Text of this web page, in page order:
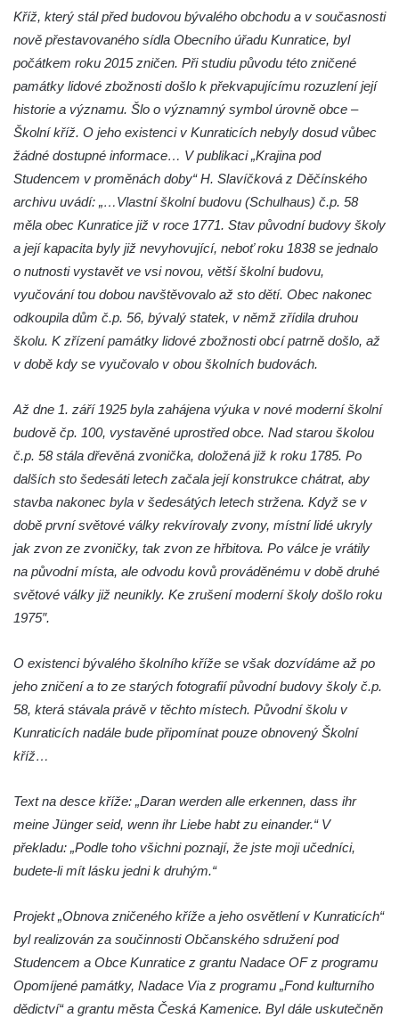
Kříž na zahradě domu čp. 127 v Římově
Kříž u fary v Římově
Kříž u lípy Jana Gurreho v Římově
Boží muka u hřbitova v Římově
Kříž na návsi v Dolním Třeboníně
Kříž poblíž domu čp. 169 v Plavu
Kříž na návsi v Plavu
Boží muka v Plavu
Kříž u Obrázku severovýchodně od
Práchně
Kříž na rozcestí u domu čp. 283 v Dolním
Podluží
Görnerův kříž u silnice č. 264 v Dolním
Kříž u domu čp. 155 v Chřibské
Údajný kříž u domu čp. 283 ve Chřibské
Kříž na návsi v Bukolu
Centrální kříž hřbitova v Hrobčicích
Kříž u silnice z Chouče do Mirošovic
Centrální kříž hřbitova v Chouči
Kříž na rozcestí v Záluží
Boží muka u domu čp. 392 na rohu ulic Na
Hradčanech a Palackého v Roudnici nad
Labem
Kříž v centru Liběšic
Kříž na návsi v Lužici
Kříž na návsi v Dobrčicích
Kříž u domu čp. 3 v Chrámcích
Centrální kříž hřbitova v Kozlech
Kříž východně od Oparna u cesty na Lovoš
Pamětní kříž na Lovoši
Kříž, který stál před budovou bývalého obchodu a v současnosti
nově přestavovaného sídla Obecního úřadu Kunratice, byl
počátkem roku 2015 zničen. Při studiu původu této zničené
památky lidové zbožnosti došlo k překvapujícímu rozuzlení její
historie a významu. Šlo o významný symbol úrovně obce –
Školní kříž. O jeho existenci v Kunraticích nebyly dosud vůbec
žádné dostupné informace… V publikaci „Krajina pod
Studencem v proměnách doby“ H. Slavíčková z Děčínského
archivu uvádí: „…Vlastní školní budovu (Schulhaus) č.p. 58
měla obec Kunratice již v roce 1771. Stav původní budovy školy
a její kapacita byly již nevyhovující, neboť roku 1838 se jednalo
o nutnosti vystavět ve vsi novou, větší školní budovu,
vyučování tou dobou navštěvovalo až sto dětí. Obec nakonec
odkoupila dům č.p. 56, bývalý statek, v němž zřídila druhou
školu. K zřízení památky lidové zbožnosti obcí patrně došlo, až
v době kdy se vyučovalo v obou školních budovách.
Až dne 1. září 1925 byla zahájena výuka v nové moderní školní
budově čp. 100, vystavěné uprostřed obce. Nad starou školou
č.p. 58 stála dřevěná zvonička, doložená již k roku 1785. Po
dalších sto šedesáti letech začala její konstrukce chátrat, aby
stavba nakonec byla v šedesátých letech stržena. Když se v
době první světové války rekvírovaly zvony, místní lidé ukryly
jak zvon ze zvoničky, tak zvon ze hřbitova. Po válce je vrátily
na původní místa, ale odvodu kovů prováděnému v době druhé
světové války již neunikly. Ke zrušení moderní školy došlo roku
1975″.
O existenci bývalého školního kříže se však dozvídáme až po
jeho zničení a to ze starých fotografií původní budovy školy č.p.
58, která stávala právě v těchto místech. Původní školu v
Kunraticích nadále bude připomínat pouze obnovený Školní
kříž…
Text na desce kříže: „Daran werden alle erkennen, dass ihr
meine Jünger seid, wenn ihr Liebe habt zu einander.“ V
překladu: „Podle toho všichni poznají, že jste moji učedníci,
budete-li mít lásku jedni k druhým.“
Projekt „Obnova zničeného kříže a jeho osvětlení v Kunraticích“
byl realizován za součinnosti Občanského sdružení pod
Studencem a Obce Kunratice z grantu Nadace OF z programu
Opomíjené památky, Nadace Via z programu „Fond kulturního
dědictví“ a grantu města Česká Kamenice. Byl dále uskutečněn